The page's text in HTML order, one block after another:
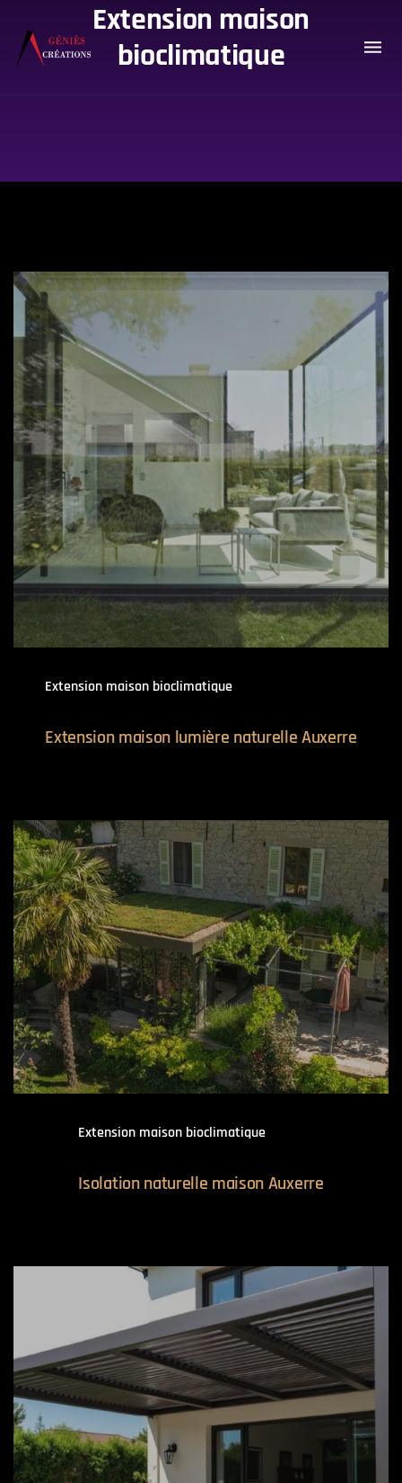
Extension maison
bioclimatique
Extension maison bioclimatique
Extension maison lumière naturelle Auxerre
Extension maison bioclimatique
Isolation naturelle maison Auxerre